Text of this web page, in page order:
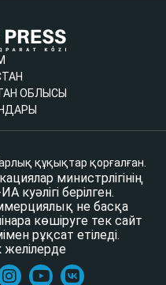
ОБЛЫСЫ
құқықтар қорғалған.
министрлігінің
куәлігі берілген.
не басқа
көшіруге тек сайт
рұқсат етіледі.
желілерде